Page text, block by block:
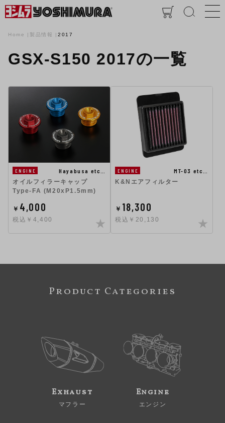
Home 製品情報 2017
GSX-S150 2017の一覧
ENGINE
Hayabusa etc…
オイルフィラーキャップ
Type-FA (M20xP1.5mm)
￥ 4,000
税込￥4,400
ENGINE
MT-03 etc…
K&Nエアフィルター
￥ 18,300
税込￥20,130
Product Categories
Exhaust
マフラー
Engine
エンジン